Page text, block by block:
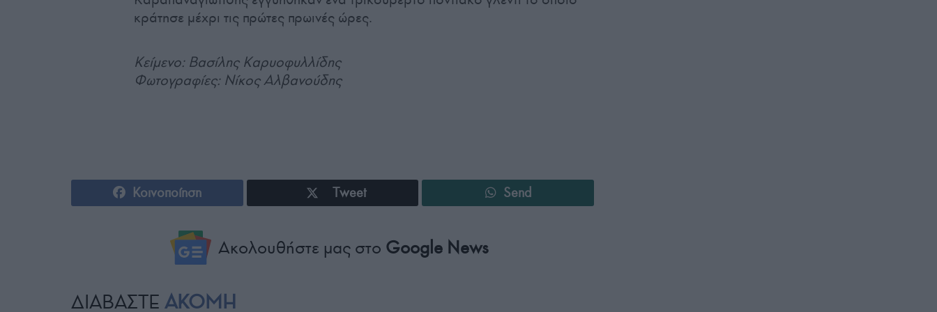
κράτησε μέχρι τις πρώτες πρωινές ώρες.
Κείμενο: Βασίλης Καρυοφυλλίδης
Φωτογραφίες: Νίκος Αλβανούδης
Κοινοποίηση Tweet Send
Ακολουθήστε μας στο Google News
ΔΙΑΒΑΣΤΕ ΑΚΟΜΗ